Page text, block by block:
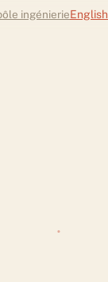
ingénierieEnglish